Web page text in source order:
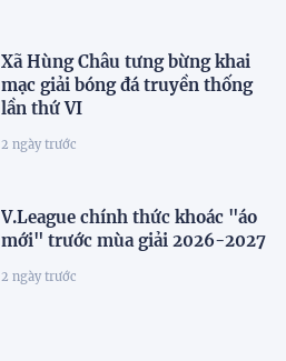
Xã Hùng Châu tưng bừng khai
mạc giải bóng đá truyền thống
lần thứ VI
2 ngày trước
V.League chính thức khoác "áo
mới" trước mùa giải 2026-2027
2 ngày trước